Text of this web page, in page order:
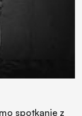
spotkanie z